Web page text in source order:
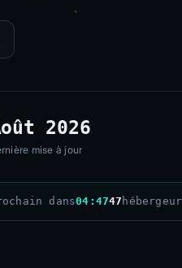
2026
mise à jour
dans04:4647